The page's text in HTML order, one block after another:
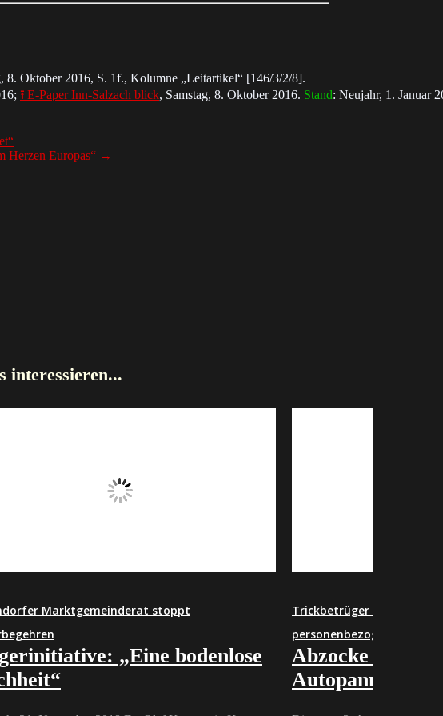
8. Ok­to­ber 2016, S. 1f., Ko­lum­ne „Leit­ar­ti­kel“ [146/3/2/8].
⭱ E-Paper Inn-Salz­ach blick, Sams­tag, 8. Ok­to­ber 2016. Stand: Neu­jahr, 1. Ja­nu­ar
Herzen Europas“ →
interessieren...
bodenlose
Trickbetrüger erbeuten Bargeld und
Abzocke bei vorgetäuschter